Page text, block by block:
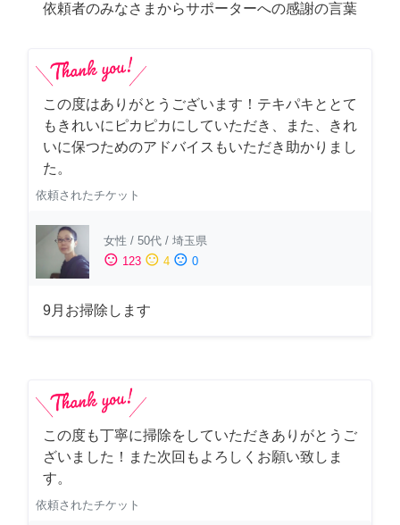
依頼者のみなさまからサポーターへの感謝の言葉
この度はありがとうございます！テキパキととて
もきれいにピカピカにしていただき、また、きれ
いに保つためのアドバイスもいただき助かりまし
た。
依頼されたチケット
女性 / 50代 / 埼玉県
sentiment_satisfied 123 sentiment_neutral 4 sentiment_dissatisfied 0
9月お掃除します
この度も丁寧に掃除をしていただきありがとうご
ざいました！また次回もよろしくお願い致しま
す。
依頼されたチケット